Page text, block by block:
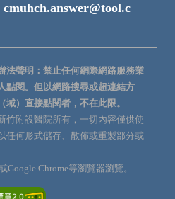
cmuhch.answer@tool.c
法聲明：禁止任何網際網路服務業
點閱。但以網路搜尋或超連結方
）直接點閱者，不在此限。
竹附設醫院所有，一切內容僅供使
任何形式儲存、散佈或重製部分或
Chrome等瀏覽器瀏覽。